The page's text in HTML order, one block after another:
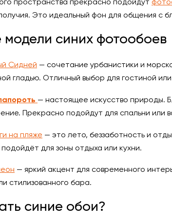
пространства прекрасно подойдут
Это идеальный фон для общения с
синих фотообоев
Сидней — сочетание урбанистики и
гладью. Отличный выбор для гостиной
— настоящее искусство природы.
Прекрасно подойдут для спальни или
на пляже — это лето, беззаботность и
для зоны отдыха или кухни.
— яркий акцент для современного
стилизованного бара.
синие обои?